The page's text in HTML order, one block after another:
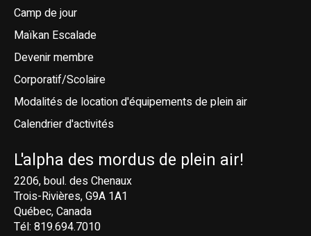
Camp de jour
Maïkan Escalade
Devenir membre
Corporatif/Scolaire
Modalités de location d'équipements de plein air
Calendrier d'activités
L'alpha des mordus de plein air!
2206, boul. des Chenaux
Trois-Rivières, G9A 1A1
Québec, Canada
Tél: 819.694.7010